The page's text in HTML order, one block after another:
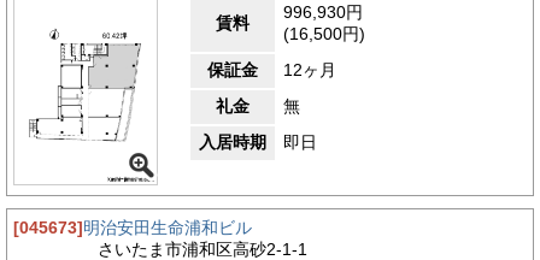
賃料
996,930円
(16,500円)
保証金
12ヶ月
礼金
無
入居時期
即日
[045673]明治安田生命浦和ビル
さいたま市浦和区高砂2-1-1